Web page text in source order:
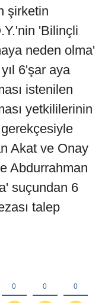
şirketin
'Bilinçli
neden olma'
6'şar aya
istenilen
yetkililerinin
Akat ve Onay
Abdurrahman
suçundan 6
talep